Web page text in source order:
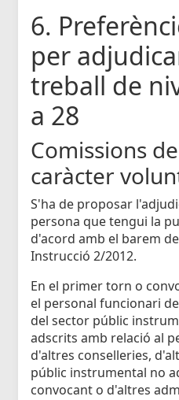
6.
per
treball de
a 28
Comissions
caràcter
S'ha de proposar
persona que tengui la
d'acord amb el barem
Instrucció 2/2012.
En el primer torn o
el personal funcionari
del sector públic
adscrits amb relació al
d'altres conselleries,
públic instrumental no
convocant o d'altres